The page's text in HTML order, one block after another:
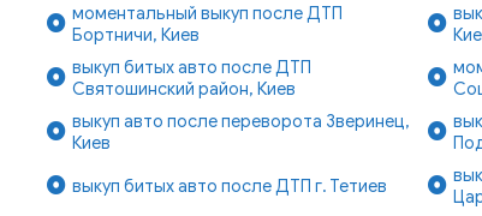
моментальный выкуп после ДТП
Бортничи, Киев
выкуп битых авто после ДТП
Святошинский район, Киев
выкуп авто после переворота Зверинец,
Киев
выкуп битых авто после ДТП г. Тетиев